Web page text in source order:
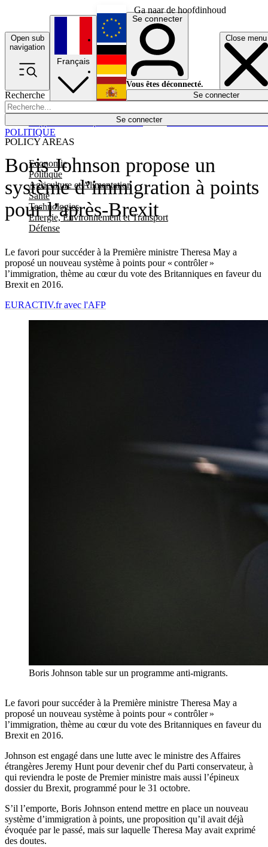
Ga naar de hoofdinhoud
Open sub
navigation
Close menu
Recherche
Se connecter
POLICY AREAS
Economie
Politique
Agriculture et Alimentation
Santé
Technologies
Energie, Environnement et Transport
Défense
Économie
Français
English
Deutsch
Español
Se connecter
Vous êtes déconnecté.
Se connecter
Boris Johnson propose un
système d’immigration à points
pour l’après-Brexit
Le favori pour succéder à la Première ministre Theresa May a
proposé un nouveau système à points pour « contrôler »
l’immigration, thème au cœur du vote des Britanniques en faveur du
Brexit en 2016.
POLITIQUE
EURACTIV.fr avec l'AFP
Boris Johnson table sur un programme anti-migrants.
Le favori pour succéder à la Première ministre Theresa May a
proposé un nouveau système à points pour « contrôler »
l’immigration, thème au cœur du vote des Britanniques en faveur du
Brexit en 2016.
Johnson est engagé dans une lutte avec le ministre des Affaires
étrangères Jeremy Hunt pour devenir chef du Parti conservateur, à
qui reviendra le poste de Premier ministre mais aussi l’épineux
dossier du Brexit, programmé pour le 31 octobre.
S’il l’emporte, Boris Johnson entend mettre en place un nouveau
système d’immigration à points, une proposition qu’il avait déjà
évoquée par le passé, mais sur laquelle Theresa May avait exprimé
des doutes.